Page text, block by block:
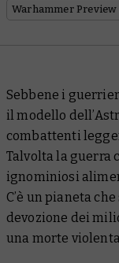
Warhammer Preview
Sebbene i
il modello
combattenti
Talvolta la guerra
ignominiosi
C’è un pianeta
devozione dei
una morte